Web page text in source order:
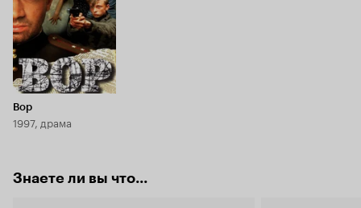
Вор
1997, драма
Знаете ли вы что...